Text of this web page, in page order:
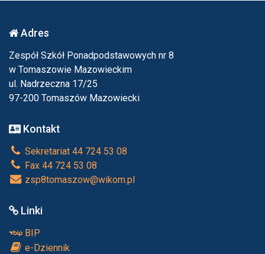
Adres
Zespół Szkół Ponadpodstawowych nr 8
w Tomaszowie Mazowieckim
ul. Nadrzeczna 17/25
97-200 Tomaszów Mazowiecki
Kontakt
Sekretariat 44 724 53 08
Fax 44 724 53 08
zsp8tomaszow@wikom.pl
Linki
BIP
e-Dziennik